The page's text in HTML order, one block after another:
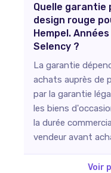
Quelle garantie
design rouge
Hempel.
Selency ?
La garantie
achats auprès de
par la garantie
les biens
la durée
vendeur avant
Voir